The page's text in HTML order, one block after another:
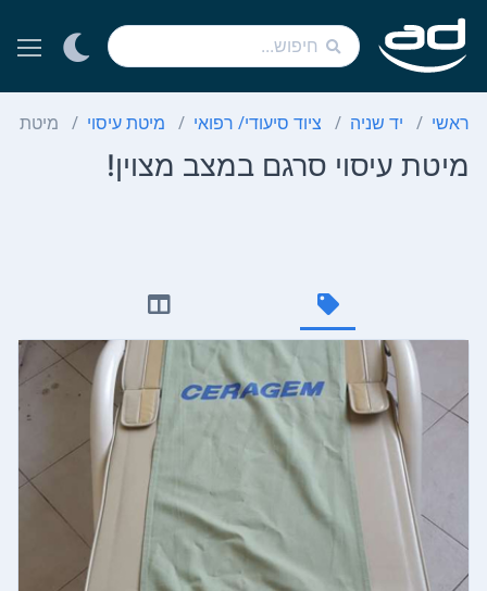
ראשי יד שניה ציוד סיעודי/ רפואי מיטת עיסוי מיטת
מיטת עיסוי סרגם במצב מצוין!